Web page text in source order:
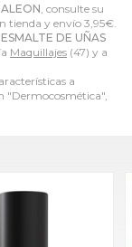
, consulte su
tienda y envío 3,95€
ESMALTE DE UÑAS
Maquillajes (47) y a
a
"Dermocosmética",